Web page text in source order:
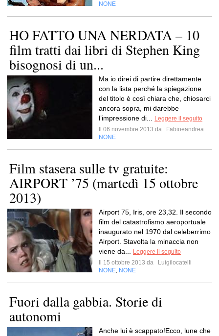
NONE
HO FATTO UNA NERDATA – 10
film tratti dai libri di Stephen King
bisognosi di un...
Ma io direi di partire direttamente
con la lista perché la spiegazione
del titolo è così chiara che, chiosarci
ancora sopra, mi darebbe
l’impressione di...
Leggere il seguito
Il 06 novembre 2013 da
Fabioeandrea
NONE
Film stasera sulle tv gratuite:
AIRPORT ’75 (martedì 15 ottobre
2013)
Airport 75, Iris, ore 23,32. Il secondo
film del catastrofismo aeroportuale
inaugurato nel 1970 dal celeberrimo
Airport. Stavolta la minaccia non
viene da...
Leggere il seguito
Il 15 ottobre 2013 da
Luigilocatelli
NONE NONE
Fuori dalla gabbia. Storie di
autonomi
Anche lui è scappato!Ecco, lune che